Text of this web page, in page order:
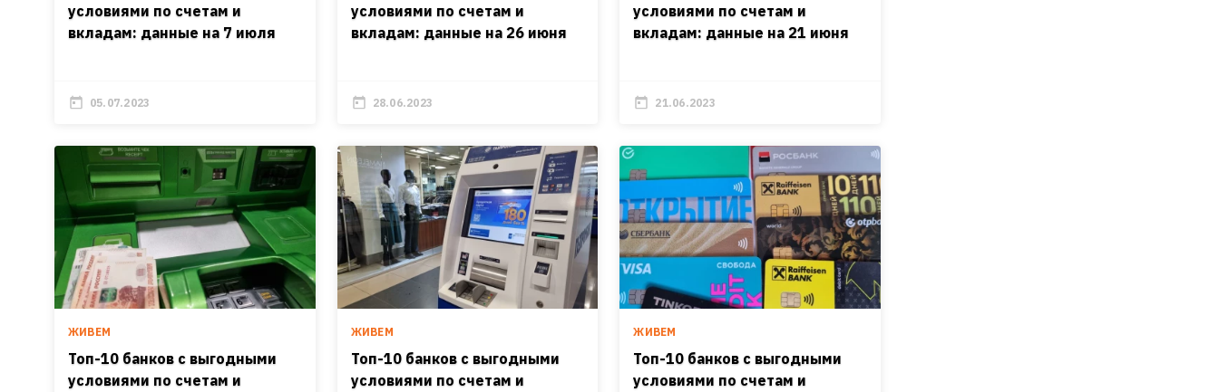
условиями по счетам и
вкладам: данные на 7 июля
05.07.2023
условиями по счетам и
вкладам: данные на 26 июня
28.06.2023
условиями по счетам и
вкладам: данные на 21 июня
21.06.2023
ЖИВЕМ
Топ-10 банков с выгодными
условиями по счетам и
ЖИВЕМ
Топ-10 банков с выгодными
условиями по счетам и
ЖИВЕМ
Топ-10 банков с выгодными
условиями по счетам и